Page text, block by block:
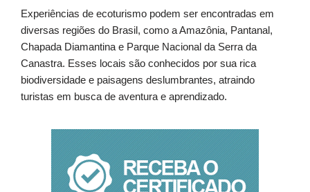
Experiências de ecoturismo podem ser encontradas em
diversas regiões do Brasil, como a Amazônia, Pantanal,
Chapada Diamantina e Parque Nacional da Serra da
Canastra. Esses locais são conhecidos por sua rica
biodiversidade e paisagens deslumbrantes, atraindo
turistas em busca de aventura e aprendizado.